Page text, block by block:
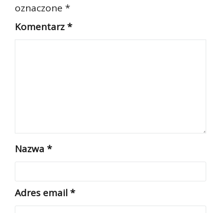
oznaczone *
Komentarz*
Nazwa *
Adres email*